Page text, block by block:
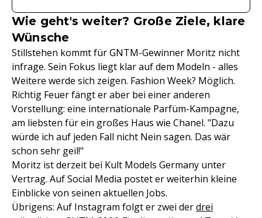
Wie geht's weiter? Große Ziele, klare
Wünsche
Stillstehen kommt für GNTM-Gewinner Moritz nicht
infrage. Sein Fokus liegt klar auf dem Modeln - alles
Weitere werde sich zeigen. Fashion Week? Möglich.
Richtig Feuer fängt er aber bei einer anderen
Vorstellung: eine internationale Parfüm-Kampagne,
am liebsten für ein großes Haus wie Chanel. "Dazu
würde ich auf jeden Fall nicht Nein sagen. Das wär
schon sehr geil!"
Moritz ist derzeit bei Kult Models Germany unter
Vertrag. Auf Social Media postet er weiterhin kleine
Einblicke von seinen aktuellen Jobs.
Übrigens: Auf Instagram folgt er zwei derdrei